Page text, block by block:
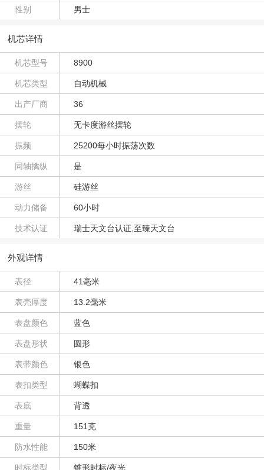
性别 男士
机芯详情
机芯型号 8900
机芯类型 自动机械
出产厂商 36
摆轮 无卡度游丝摆轮
振频 25200每小时振荡次数
同轴擒纵 是
游丝 硅游丝
动力储备 60小时
技术认证 瑞士天文台认证,至臻天文台
外观详情
表径 41毫米
表壳厚度 13.2毫米
表盘颜色 蓝色
表盘形状 圆形
表带颜色 银色
表扣类型 蝴蝶扣
表底 背透
重量 151克
防水性能 150米
时标类型 锥形时标/夜光